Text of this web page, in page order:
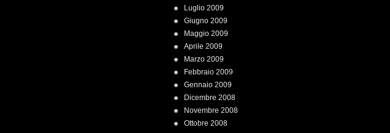
Luglio 2009
Giugno 2009
Maggio 2009
Aprile 2009
Marzo 2009
Febbraio 2009
Gennaio 2009
Dicembre 2008
Novembre 2008
Ottobre 2008